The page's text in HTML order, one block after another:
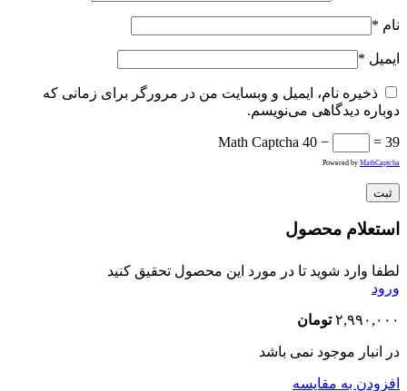
نام *
ایمیل *
ذخیره نام، ایمیل و وبسایت من در مرورگر برای زمانی که
دوباره دیدگاهی می‌نویسم.
Math Captcha 40 − = 39
Powered by MathCaptcha
استعلام محصول
لطفا وارد شوید تا در مورد این محصول تحقیق کنید
ورود
۲,۹۹۰,۰۰۰ تومان
در انبار موجود نمی باشد
افزودن به مقایسه